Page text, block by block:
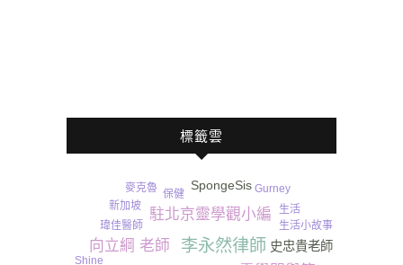
標籤雲
李永然律師
駐北京靈學觀小編
向立綱 老師
SpongeSis
史忠貴老師
保健
瑋佳醫師 生活小故事
生活
麥克魯
新加坡
Shine
Gurney​